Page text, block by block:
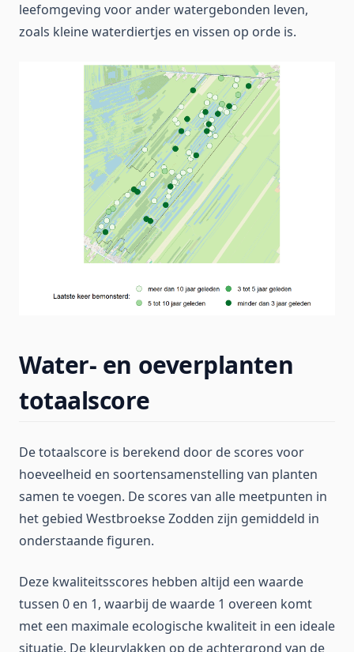
leefomgeving voor ander watergebonden leven,
zoals kleine waterdiertjes en vissen op orde is.
Water- en oeverplanten
totaalscore
De totaalscore is berekend door de scores voor
hoeveelheid en soortensamenstelling van planten
samen te voegen. De scores van alle meetpunten in
het gebied Westbroekse Zodden zijn gemiddeld in
onderstaande figuren.
Deze kwaliteitsscores hebben altijd een waarde
tussen 0 en 1, waarbij de waarde 1 overeen komt
met een maximale ecologische kwaliteit in een ideale
situatie. De kleurvlakken op de achtergrond van de